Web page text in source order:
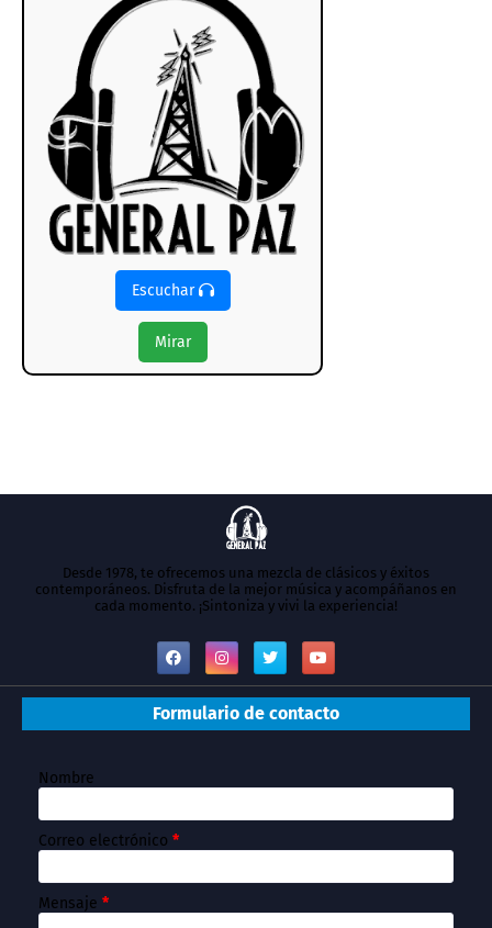
Escuchar
Mirar
Desde 1978, te ofrecemos una mezcla de clásicos y éxitos
contemporáneos. Disfruta de la mejor música y acompáñanos en
cada momento. ¡Sintoniza y vivi la experiencia!
Formulario de contacto
Nombre
Correo electrónico *
Mensaje *